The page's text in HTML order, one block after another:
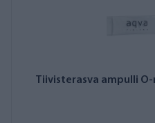
Tiivisterasva ampulli